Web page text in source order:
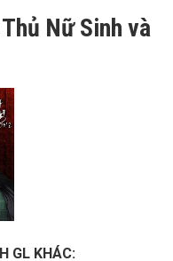
Nữ Sinh và
GL KHÁC: